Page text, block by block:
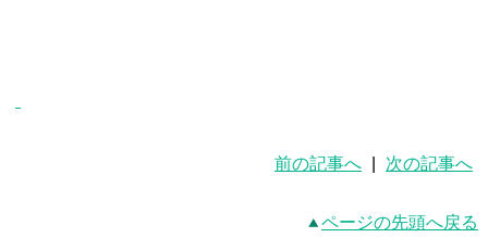
前の記事へ 次の記事へ
ページの先頭へ戻る